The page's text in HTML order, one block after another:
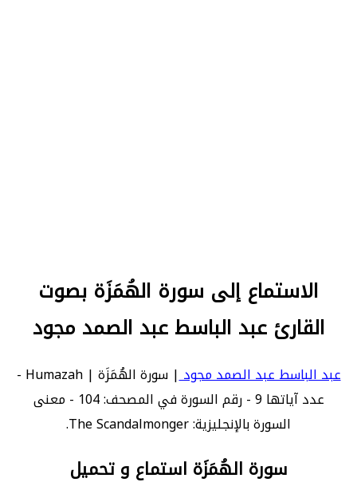
الاستماع إلى سورة الهُمَزَة بصوت
القارئ عبد الباسط عبد الصمد مجود
عبد الباسط عبد الصمد مجود
| سورة الهُمَزَة | Humazah -
عدد آياتها 9 - رقم السورة في المصحف: 104 - معنى
السورة بالإنجليزية: The Scandalmonger.
سورة الهُمَزَة استماع و تحميل